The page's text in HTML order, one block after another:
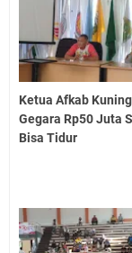
Ketua Afkab
Gegara Rp50 Juta
Bisa Tidur